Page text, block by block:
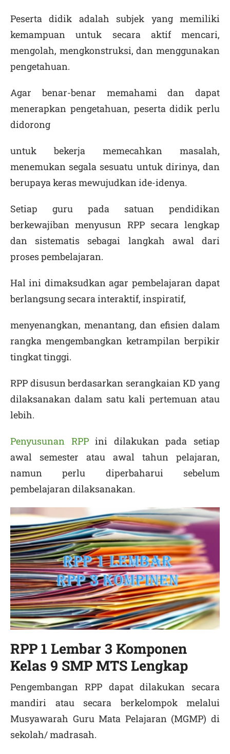
Peserta didik adalah subjek yang memiliki
kemampuan untuk secara aktif mencari,
mengolah, mengkonstruksi, dan menggunakan
pengetahuan.
Agar benar-benar memahami dan dapat
menerapkan pengetahuan, peserta didik perlu
didorong
untuk bekerja memecahkan masalah,
menemukan segala sesuatu untuk dirinya, dan
berupaya keras mewujudkan ide-idenya.
Setiap guru pada satuan pendidikan
berkewajiban menyusun RPP secara lengkap
dan sistematis sebagai langkah awal dari
proses pembelajaran.
Hal ini dimaksudkan agar pembelajaran dapat
berlangsung secara interaktif, inspiratif,
menyenangkan, menantang, dan efisien dalam
rangka mengembangkan ketrampilan berpikir
tingkat tinggi.
RPP disusun berdasarkan serangkaian KD yang
dilaksanakan dalam satu kali pertemuan atau
lebih.
Penyusunan RPPini dilakukan pada setiap
awal semester atau awal tahun pelajaran,
namun perlu diperbaharui sebelum
pembelajaran dilaksanakan.
RPP 1 Lembar 3 Komponen
Kelas 9 SMP MTS Lengkap
Pengembangan RPP dapat dilakukan secara
mandiri atau secara berkelompok melalui
Musyawarah Guru Mata Pelajaran (MGMP) di
sekolah/ madrasah.